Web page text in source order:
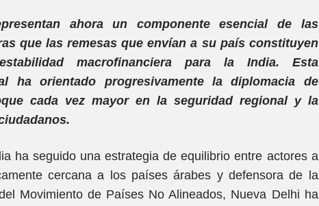
ahora un componente esencial de las
que las remesas que envían a su país constituyen
macrofinanciera para la India. Esta
ha orientado progresivamente la diplomacia de
cada vez mayor en la seguridad regional y la
ha seguido una estrategia de equilibrio entre actores a
cercana a los países árabes y defensora de la
Movimiento de Países No Alineados, Nueva Delhi ha